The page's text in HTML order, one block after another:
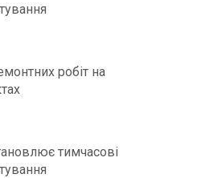
робіт на
тимчасові